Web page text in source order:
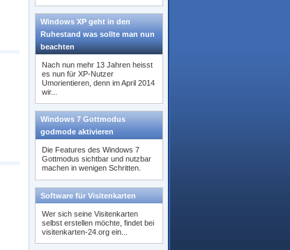
Windows XP geht in den
Ruhestand was sollte man nun
beachten
Nach nun mehr 13 Jahren heisst
es nun für XP-Nutzer
Umorientieren, denn im April 2014
wir...
Windows 7 Gottmodus
godmode aktivieren
Die Features des Windows 7
Gottmodus sichtbar und nutzbar
machen in wenigen Schritten.
Software für Visitenkarten
Wer sich seine Visitenkarten
selbst erstellen möchte, findet bei
visitenkarten-24.org ein...